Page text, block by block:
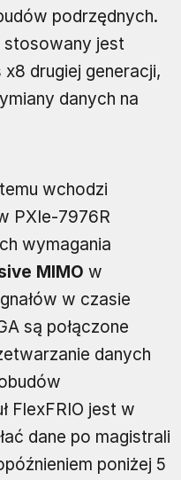
podrzędnych.
stosowany jest
drugiej generacji,
danych na
wchodzi
PXIe-7976R
wymagania
MIMO w
w czasie
są połączone
danych
FlexFRIO jest w
dane po magistrali
poniżej 5